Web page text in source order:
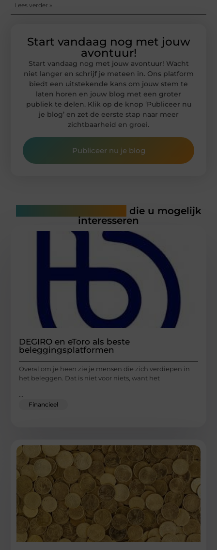
Lees verder »
Start vandaag nog met jouw
avontuur!
Start vandaag nog met jouw avontuur! Wacht
niet langer en schrijf je meteen in. Ons platform
biedt een uitstekende kans om jouw stem te
laten horen en jouw blog met een groter
publiek te delen. Klik op de knop ‘Publiceer nu
je blog’ en zet de eerste stap naar meer
zichtbaarheid en groei.
Publiceer nu je blog
die u mogelijk
interesseren
DEGIRO en eToro als beste
beleggingsplatformen
Overal om je heen zie je mensen die zich verdiepen in
het beleggen. Dat is niet voor niets, want het
Financieel